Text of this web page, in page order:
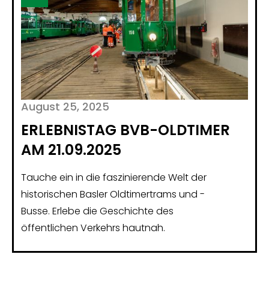
August 25, 2025
ERLEBNISTAG BVB-OLDTIMER
AM 21.09.2025
Tauche ein in die faszinierende Welt der
historischen Basler Oldtimertrams und -
Busse. Erlebe die Geschichte des
öffentlichen Verkehrs hautnah.